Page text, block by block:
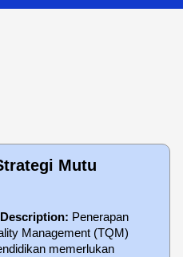
Mutu
Penerapan
Management (TQM)
memerlukan